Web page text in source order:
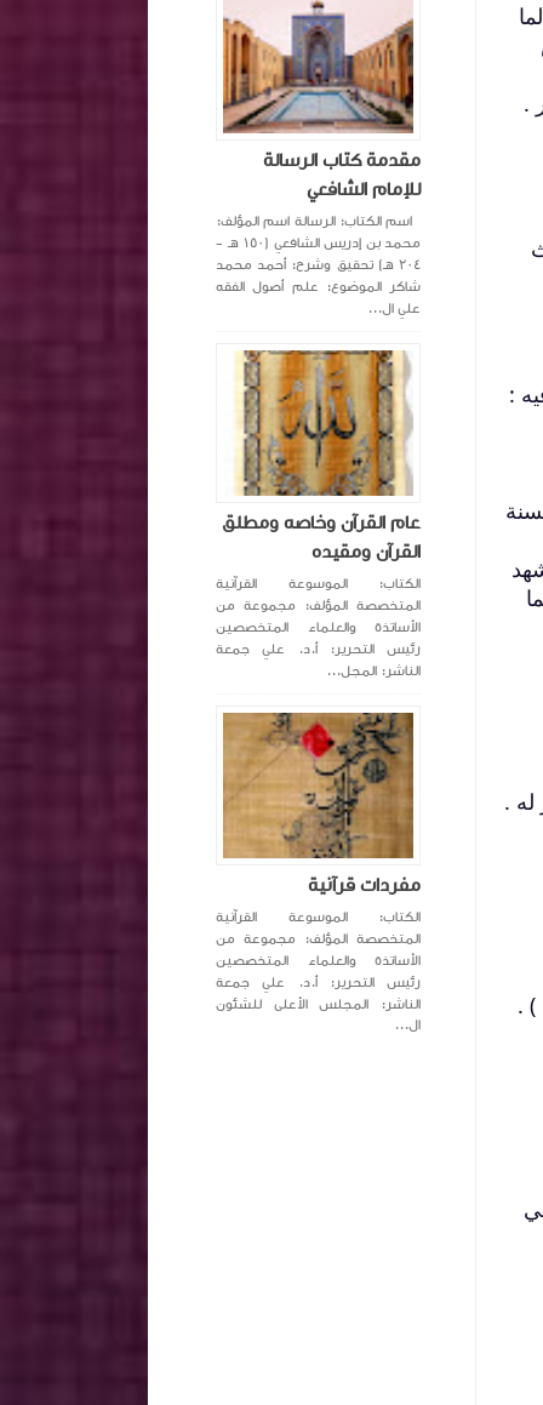
.
:
مقدمة كتاب الرسالة
للإمام الشافعي
اسم الكتاب: الرسالة اسم المؤلف:
محمد بن إدريس الشافعي (١٥٠ هـ -
٢٠٤ هـ) تحقيق وشرح: أحمد محمد
شاكر الموضوع: علم أصول الفقه
علي ال...
عام القرآن وخاصه ومطلق
القرآن ومقيده
الكتاب: الموسوعة القرآنية
المتخصصة المؤلف: مجموعة من
الأساتذة والعلماء المتخصصين
رئيس التحرير: أ.د. علي جمعة
الناشر: المجل...
مفردات قرآنية
الكتاب: الموسوعة القرآنية
المتخصصة المؤلف: مجموعة من
الأساتذة والعلماء المتخصصين
رئيس التحرير: أ.د. علي جمعة
الناشر: المجلس الأعلى للشئون
ال...